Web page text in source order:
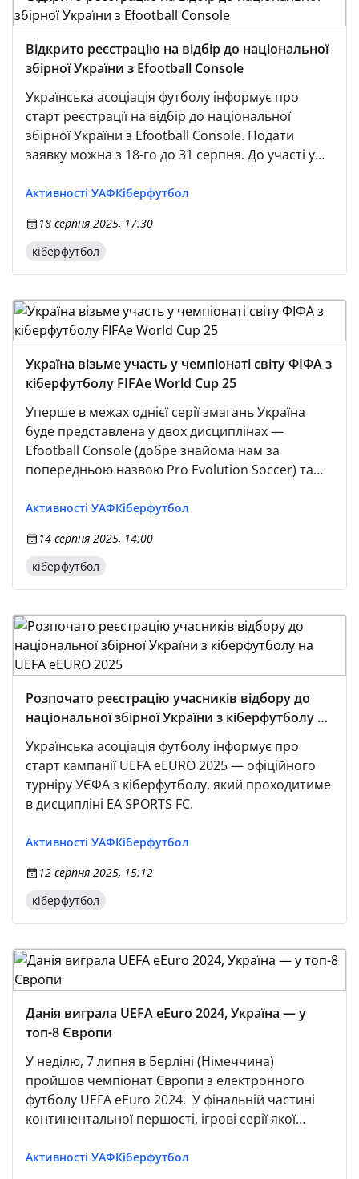
Відкрито реєстрацію на відбір до національної
збірної України з Efootball Console
Українська асоціація футболу інформує про
старт реєстрації на відбір до національної
збірної України з Efootball Console. Подати
заявку можна з 18-го до 31 серпня. До участі у
України віком від 16 років. Реєстрація
учасники мають приєднатися до офіційного
чату для оперативної комунікації та
організаційних повідомлень у процесі
Активності УАФКіберфутбол
18 серпня 2025, 17:30
кіберфутбол
Україна візьме участь у чемпіонаті світу ФІФА з
кіберфутболу FIFAe World Cup 25
Уперше в межах однієї серії змагань Україна
буде представлена у двох дисциплінах —
Efootball Console (добре знайома нам за
попередньою назвою Pro Evolution Soccer) та
Активності УАФКіберфутбол
14 серпня 2025, 14:00
кіберфутбол
Розпочато реєстрацію учасників відбору до
національної збірної України з кіберфутболу на
UEFA eEURO 2025
Українська асоціація футболу інформує про
старт кампанії UEFA eEURO 2025 — офіційного
турніру УЄФА з кіберфутболу, який проходитиме
в дисципліні EA SPORTS FC.
Активності УАФКіберфутбол
12 серпня 2025, 15:12
кіберфутбол
Данія виграла UEFA eEuro 2024, Україна — у
топ-8 Європи
У неділю, 7 липня в Берліні (Німеччина)
пройшов чемпіонат Європи з електронного
футболу UEFA eEuro 2024. У фінальній частині
континентальної першості, ігрові серії якої
платформі PS5, зустрілися кіберфутболісти з
Активності УАФКіберфутбол